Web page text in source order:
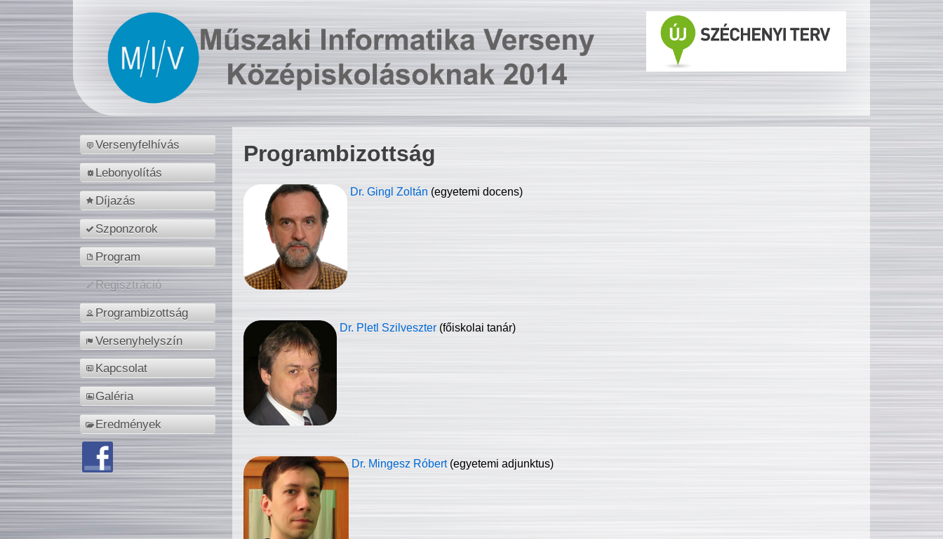
Versenyfelhívás
Lebonyolítás
Díjazás
Szponzorok
Program
Regisztráció
Programbizottság
Versenyhelyszín
Kapcsolat
Galéria
Eredmények
Programbizottság
Dr. Gingl Zoltán (egyetemi docens)
Dr. Pletl Szilveszter (főiskolai tanár)
Dr. Mingesz Róbert (egyetemi adjunktus)